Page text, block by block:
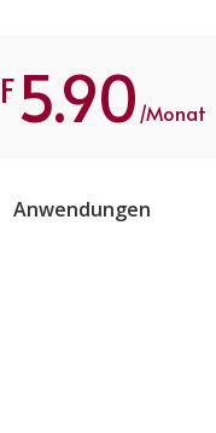
5.90 /Monat
Anwendungen